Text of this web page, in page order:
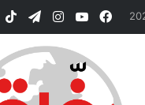
فيسبوك‫YouTubeانستقرام
تيلقرام